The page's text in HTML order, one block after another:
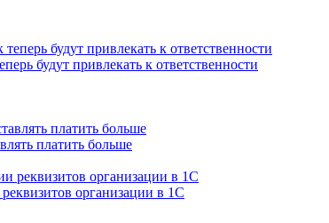
будут привлекать к ответственности
платить больше
организации в 1C